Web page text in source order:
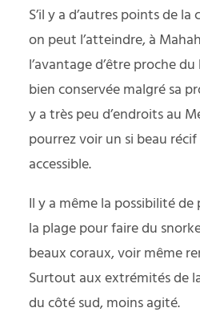
S’il y a d’autres points de
on peut l’atteindre, à
l’avantage d’être proche
bien conservée malgré sa
y a très peu d’endroits au
pourrez voir un si beau
accessible.
Il y a même la possibilité
la plage pour faire du
beaux coraux, voir même
Surtout aux extrémités de
du côté sud, moins agité.